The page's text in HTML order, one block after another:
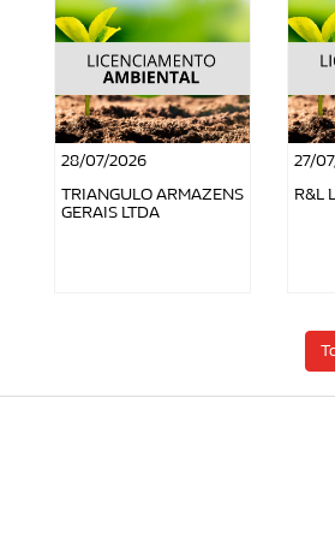
28/07/2026
TRIANGULO ARMAZENS
GERAIS LTDA
27/
R&L